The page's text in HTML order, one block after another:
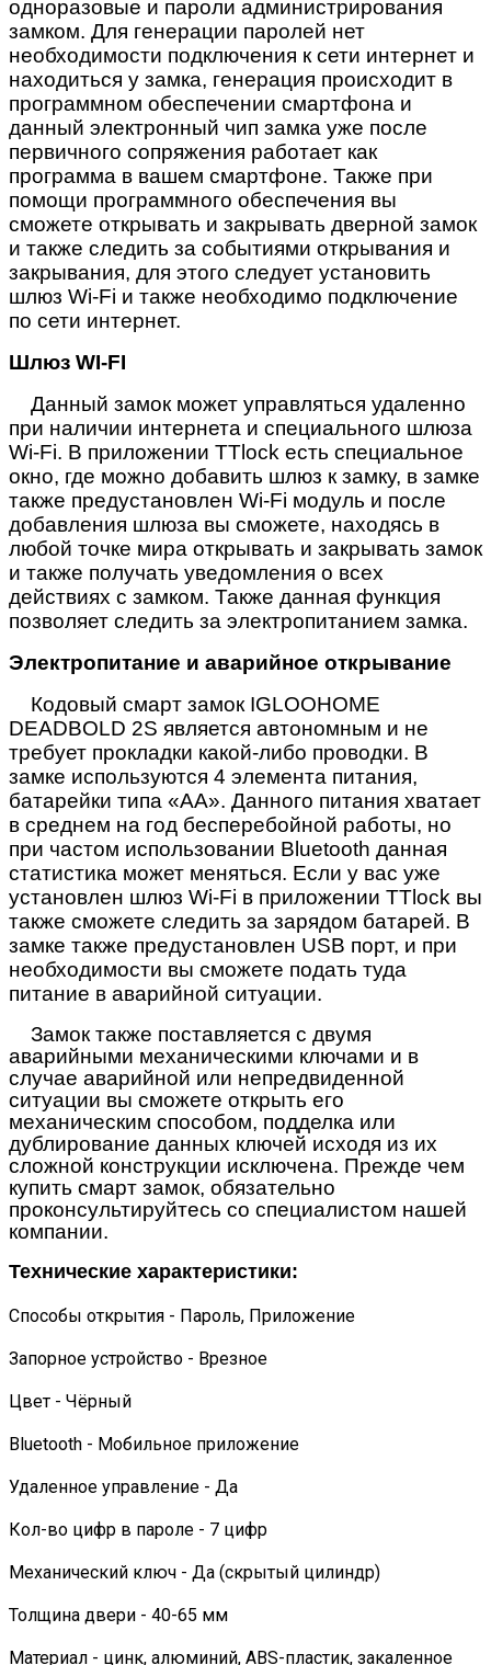
одноразовые и пароли администрирования
замком. Для генерации паролей нет
необходимости подключения к сети интернет и
находиться у замка, генерация происходит в
программном обеспечении смартфона и
данный электронный чип замка уже после
первичного сопряжения работает как
программа в вашем смартфоне. Также при
помощи программного обеспечения вы
сможете открывать и закрывать дверной замок
и также следить за событиями открывания и
закрывания, для этого следует установить
шлюз Wi-Fi и также необходимо подключение
по сети интернет.
Шлюз WI-FI
Данный замок может управляться удаленно
при наличии интернета и специального шлюза
Wi-Fi. В приложении TTlock есть специальное
окно, где можно добавить шлюз к замку, в замке
также предустановлен Wi-Fi модуль и после
добавления шлюза вы сможете, находясь в
любой точке мира открывать и закрывать замок
и также получать уведомления о всех
действиях с замком. Также данная функция
позволяет следить за электропитанием замка.
Электропитание и аварийное открывание
Кодовый смарт замок IGLOOHOME
DEADBOLD 2S является автономным и не
требует прокладки какой-либо проводки. В
замке используются 4 элемента питания,
батарейки типа «АА». Данного питания хватает
в среднем на год бесперебойной работы, но
при частом использовании Bluetooth данная
статистика может меняться. Если у вас уже
установлен шлюз Wi-Fi в приложении TTlock вы
также сможете следить за зарядом батарей. В
замке также предустановлен USB порт, и при
необходимости вы сможете подать туда
питание в аварийной ситуации.
Замок также поставляется с двумя
аварийными механическими ключами и в
случае аварийной или непредвиденной
ситуации вы сможете открыть его
механическим способом, подделка или
дублирование данных ключей исходя из их
сложной конструкции исключена. Прежде чем
купить смарт замок, обязательно
проконсультируйтесь со специалистом нашей
компании.
Технические характеристики:
Способы открытия - Пароль, Приложение
Запорное устройство - Врезное
Цвет - Чёрный
Bluetooth - Мобильное приложение
Удаленное управление - Да
Кол-во цифр в пароле - 7 цифр
Механический ключ - Да (скрытый цилиндр)
Толщина двери - 40-65 мм
Материал - цинк, алюминий, ABS-пластик, закаленное